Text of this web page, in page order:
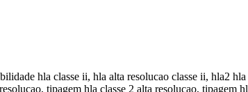
hla classe ii, hla alta resolucao classe ii, hla2
tipagem hla classe 2 alta resolucao, tipagem